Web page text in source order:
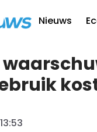
Nieuws